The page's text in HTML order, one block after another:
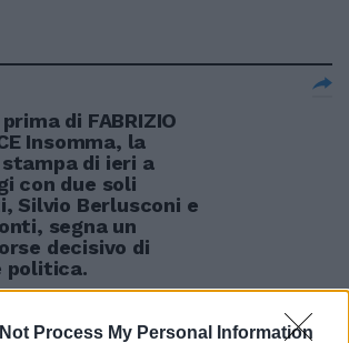
Process My Personal Information
di FABRIZIO
Insomma, la
di ieri a
con due soli
Silvio Berlusconi e
segna un
decisivo di
politica.